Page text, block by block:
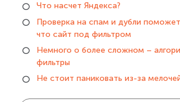
Что насчет Яндекса?
Проверка на спам и дубли
что сайт под фильтром
Немного о более сложном –
фильтры
Не стоит паниковать из-за